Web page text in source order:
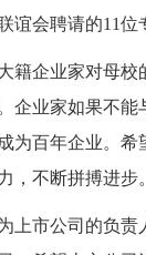
谊会聘请的11位
籍企业家对母校
企业家如果不
为百年企业。
，不断拼搏进步。
上市公司的负